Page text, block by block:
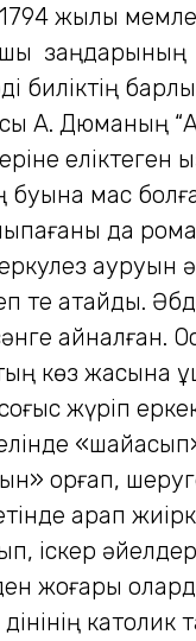
жылы
заңдарының
биліктің
Дюманың “Ақ
буына мас
да
те атайды.
көз
жүріп
елінде
қорғап,
қарап
іскер
жоғары